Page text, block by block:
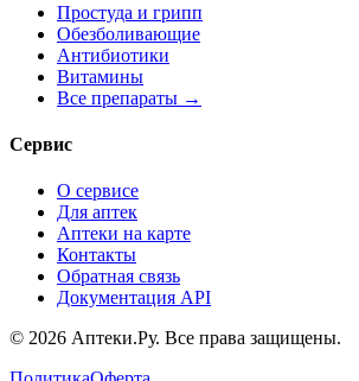
Простуда и грипп
Обезболивающие
Антибиотики
Витамины
Все препараты →
Сервис
О сервисе
Для аптек
Аптеки на карте
Контакты
Обратная связь
Документация API
© 2026 Аптеки.Ру. Все права защищены.